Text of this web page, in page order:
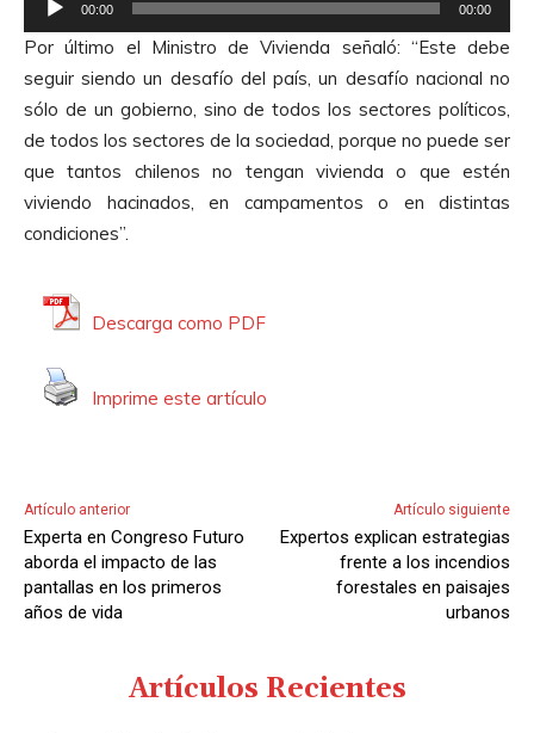
u
d
i
o
e
p
r
o
d
u
c
t
o
00:00 00:00
Por último el Ministro de Vivienda señaló: “Este debe
seguir siendo un desafío del país, un desafío nacional no
sólo de un gobierno, sino de todos los sectores políticos,
de todos los sectores de la sociedad, porque no puede ser
que tantos chilenos no tengan vivienda o que estén
viviendo hacinados, en campamentos o en distintas
condiciones”.
Descarga como PDF
Imprime este artículo
Artículo anterior
Experta en Congreso Futuro
aborda el impacto de las
pantallas en los primeros
años de vida
Artículo siguiente
Expertos explican estrategias
frente a los incendios
forestales en paisajes
urbanos
Artículos Recientes